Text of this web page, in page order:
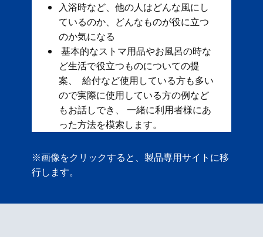
入浴時など、他の人はどんな風にし
ているのか、どんなものが役に立つ
のか気になる
基本的なストマ用品やお風呂の時な
ど生活で役立つものについての提
案、 給付など使用している方も多い
ので実際に使用している方の例など
もお話しでき、 一緒に利用者様にあ
った方法を模索します。
※画像をクリックすると、製品専用サイトに移
行します。